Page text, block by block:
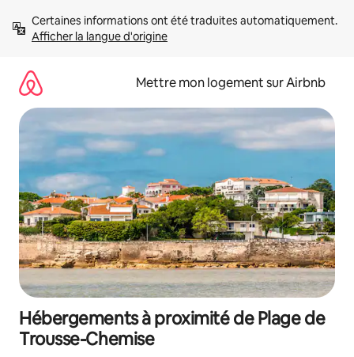
directement
Afficher la langue d'origine
Mettre mon logement sur Airbnb
Hébergements à proximité de Plage de
Trousse-Chemise